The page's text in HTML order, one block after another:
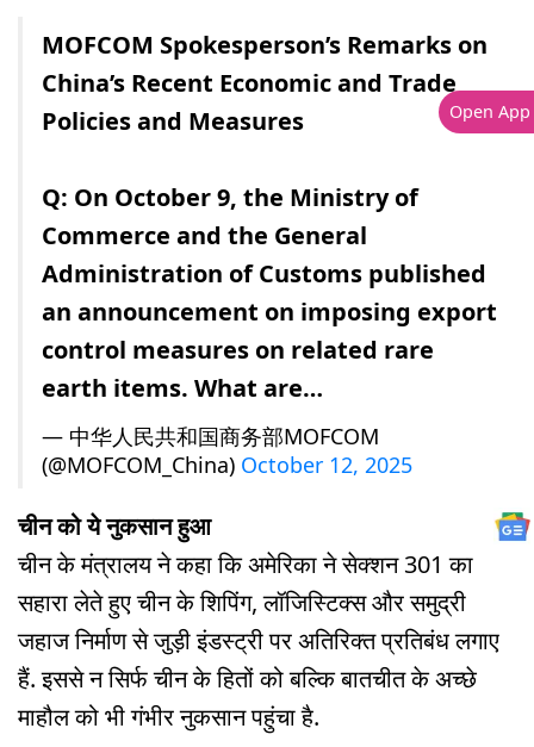
MOFCOM Spokesperson’s Remarks on
China’s Recent Economic and Trade
Policies and Measures
Q: On October 9, the Ministry of
Commerce and the General
Administration of Customs published
an announcement on imposing export
control measures on related rare
earth items. What are…
— 中华人民共和国商务部MOFCOM
(@MOFCOM_China) October 12, 2025
चीन को ये नुकसान हुआ
चीन के मंत्रालय ने कहा कि अमेरिका ने सेक्शन 301 का
सहारा लेते हुए चीन के शिपिंग, लॉजिस्टिक्स और समुद्री
जहाज निर्माण से जुड़ी इंडस्ट्री पर अतिरिक्त प्रतिबंध लगाए
हैं. इससे न सिर्फ चीन के हितों को बल्कि बातचीत के अच्छे
माहौल को भी गंभीर नुकसान पहुंचा है.
Open App